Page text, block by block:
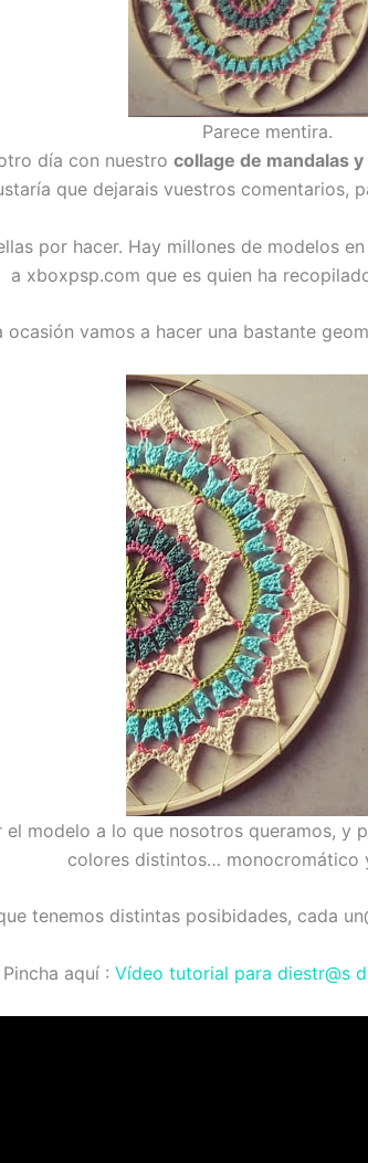
Parece mentira.
día con nuestro collage de mandalas y
que dejarais vuestros comentarios,
por hacer. Hay millones de modelos
a xboxpsp.com que es quien ha
ocasión vamos a hacer una bastante
modelo a lo que nosotros queramos,
colores distintos… monocromático
tenemos distintas posibidades, cada
Pincha aquí : Vídeo tutorial para diestr@s